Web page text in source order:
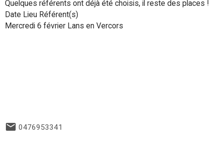
Quelques référents ont déjà été choisis, il reste des places !
Date Lieu Référent(s)
Mercredi 6 février Lans en Vercors
0476953341